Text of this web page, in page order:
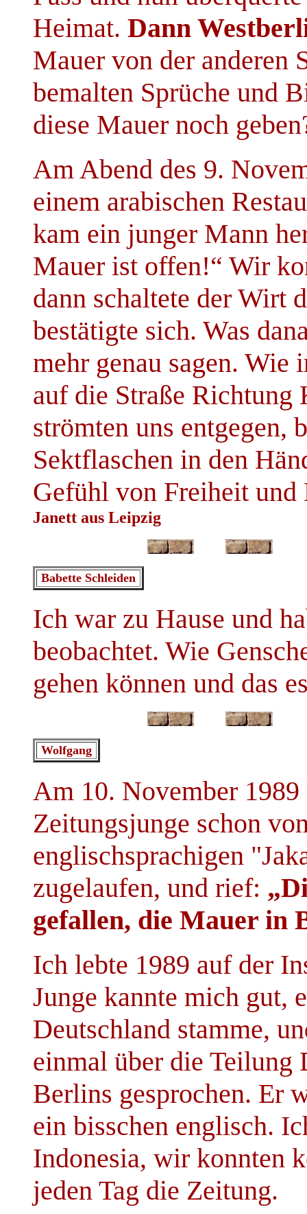
Heimat. Dann
Mauer von der anderen
bemalten Sprüche und
diese Mauer noch
Am Abend des 9.
einem arabischen
kam ein junger Mann
Mauer ist offen!“ Wir
dann schaltete der Wirt
bestätigte sich. Was
mehr genau sagen. Wie
auf die Straße Richtung
strömten uns entgegen,
Sektflaschen in den
Gefühl von Freiheit und
Janett aus Leipzig
Babette Schleiden
Ich war zu Hause und
beobachtet. Wie
gehen können und das
Wolfgang
Am 10. November
Zeitungsjunge schon
englischsprachigen
zugelaufen, und rief:
gefallen, die Mauer in
Ich lebte 1989 auf der
Junge kannte mich gut,
Deutschland stamme,
einmal über die Teilung
Berlins gesprochen. Er
ein bisschen englisch.
Indonesia, wir konnten
jeden Tag die Zeitung.